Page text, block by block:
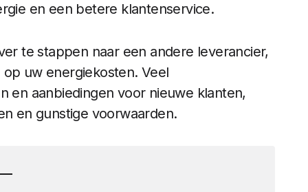
en een betere klantenservice.
te stappen naar een andere leverancier,
uw energiekosten. Veel
en aanbiedingen voor nieuwe klanten,
en gunstige voorwaarden.